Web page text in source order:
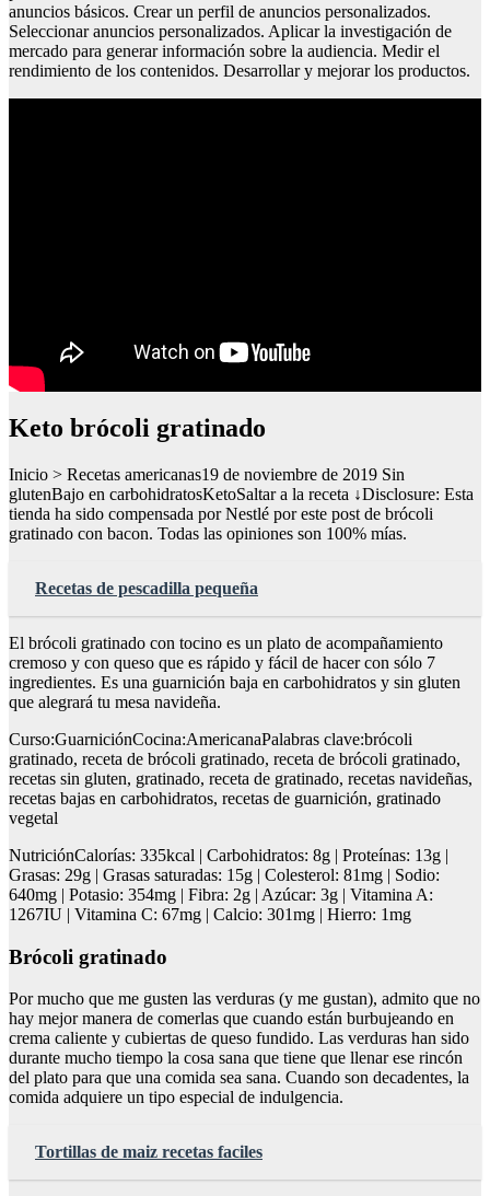
anuncios básicos. Crear un perfil de anuncios personalizados.
Seleccionar anuncios personalizados. Aplicar la investigación de
mercado para generar información sobre la audiencia. Medir el
rendimiento de los contenidos. Desarrollar y mejorar los productos.
Keto brócoli gratinado
Inicio > Recetas americanas19 de noviembre de 2019 Sin
glutenBajo en carbohidratosKetoSaltar a la receta ↓Disclosure: Esta
tienda ha sido compensada por Nestlé por este post de brócoli
gratinado con bacon. Todas las opiniones son 100% mías.
Recetas de pescadilla pequeña
El brócoli gratinado con tocino es un plato de acompañamiento
cremoso y con queso que es rápido y fácil de hacer con sólo 7
ingredientes. Es una guarnición baja en carbohidratos y sin gluten
que alegrará tu mesa navideña.
Curso:GuarniciónCocina:AmericanaPalabras clave:brócoli
gratinado, receta de brócoli gratinado, receta de brócoli gratinado,
recetas sin gluten, gratinado, receta de gratinado, recetas navideñas,
recetas bajas en carbohidratos, recetas de guarnición, gratinado
vegetal
NutriciónCalorías: 335kcal | Carbohidratos: 8g | Proteínas: 13g |
Grasas: 29g | Grasas saturadas: 15g | Colesterol: 81mg | Sodio:
640mg | Potasio: 354mg | Fibra: 2g | Azúcar: 3g | Vitamina A:
1267IU | Vitamina C: 67mg | Calcio: 301mg | Hierro: 1mg
Brócoli gratinado
Por mucho que me gusten las verduras (y me gustan), admito que no
hay mejor manera de comerlas que cuando están burbujeando en
crema caliente y cubiertas de queso fundido. Las verduras han sido
durante mucho tiempo la cosa sana que tiene que llenar ese rincón
del plato para que una comida sea sana. Cuando son decadentes, la
comida adquiere un tipo especial de indulgencia.
Tortillas de maiz recetas faciles